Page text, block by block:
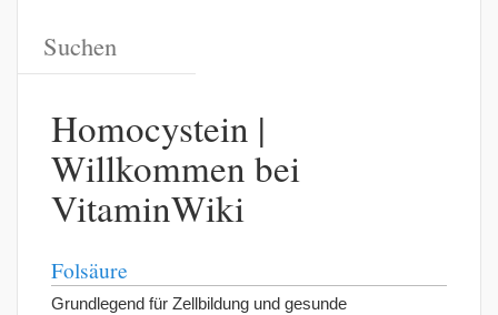
Homocystein |
Willkommen bei
VitaminWiki
Folsäure
Grundlegend für Zellbildung und gesunde